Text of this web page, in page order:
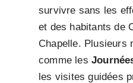
survivre sans les
et des habitants de
Chapelle. Plusieurs
comme les
les visites guidées